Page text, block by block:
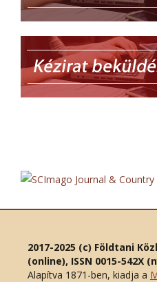
2017-2025 (c) Földtani
(online), ISSN 0015-542X
Alapítva 1871-ben, kiadja a